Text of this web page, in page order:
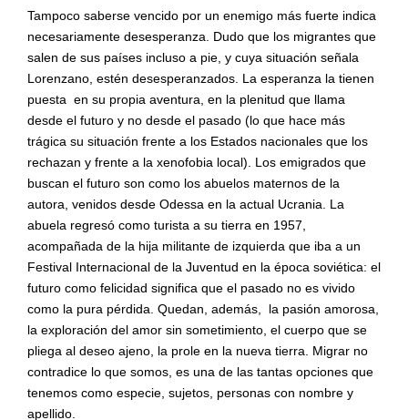
Tampoco saberse vencido por un enemigo más fuerte indica
necesariamente desesperanza. Dudo que los migrantes que
salen de sus países incluso a pie, y cuya situación señala
Lorenzano, estén desesperanzados. La esperanza la tienen
puesta en su propia aventura, en la plenitud que llama
desde el futuro y no desde el pasado (lo que hace más
trágica su situación frente a los Estados nacionales que los
rechazan y frente a la xenofobia local). Los emigrados que
buscan el futuro son como los abuelos maternos de la
autora, venidos desde Odessa en la actual Ucrania. La
abuela regresó como turista a su tierra en 1957,
acompañada de la hija militante de izquierda que iba a un
Festival Internacional de la Juventud en la época soviética: el
futuro como felicidad significa que el pasado no es vivido
como la pura pérdida. Quedan, además, la pasión amorosa,
la exploración del amor sin sometimiento, el cuerpo que se
pliega al deseo ajeno, la prole en la nueva tierra. Migrar no
contradice lo que somos, es una de las tantas opciones que
tenemos como especie, sujetos, personas con nombre y
apellido.